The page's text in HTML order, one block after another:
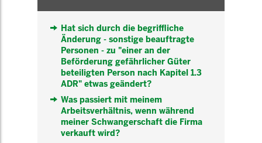
Hat sich durch die begriffliche
Änderung - sonstige beauftragte
Personen - zu "einer an der
Beförderung gefährlicher Güter
beteiligten Person nach Kapitel 1.3
ADR" etwas geändert?
Was passiert mit meinem
Arbeitsverhältnis, wenn während
meiner Schwangerschaft die Firma
verkauft wird?